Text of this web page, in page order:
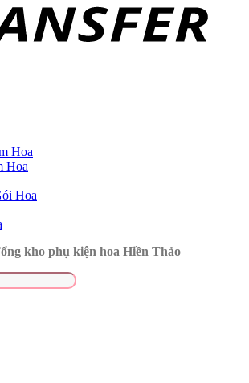
Hoa
Hoa
Hoa
kho phụ kiện hoa Hiền Thảo